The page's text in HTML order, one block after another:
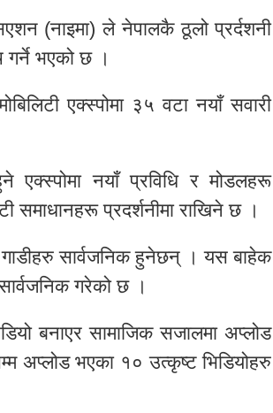
(नाइमा) ले नेपालकै ठूलो प्रर्दशनी
गर्ने भएको छ ।
एक्स्पोमा ३५ वटा नयाँ सवारी
नयाँ प्रविधि र मोडलहरू
समाधानहरू प्रदर्शनीमा राखिने छ ।
गाडीहरु सार्वजनिक हुनेछन् । यस बाहेक
गरेको छ ।
बनाएर सामाजिक सजालमा अप्लोड
अप्लोड भएका १० उत्कृष्ट भिडियोहरु